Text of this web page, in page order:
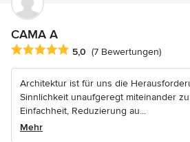
CAMA A
Durchschnittliche Bewertung: 5 von 5
5,0 (7 Bewertungen)
Architektur ist für uns die
Sinnlichkeit unaufgeregt miteinander
Einfachheit, Reduzierung au...
Mehr